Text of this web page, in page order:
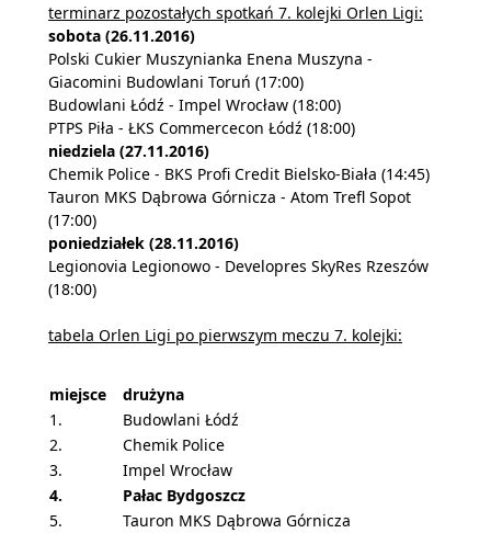
terminarz pozostałych spotkań 7. kolejki Orlen Ligi:
sobota (26.11.2016)
Polski Cukier Muszynianka Enena Muszyna -
Giacomini Budowlani Toruń (17:00)
Budowlani Łódź - Impel Wrocław (18:00)
PTPS Piła - ŁKS Commercecon Łódź (18:00)
niedziela (27.11.2016)
Chemik Police - BKS Profi Credit Bielsko-Biała (14:45)
Tauron MKS Dąbrowa Górnicza - Atom Trefl Sopot
(17:00)
poniedziałek (28.11.2016)
Legionovia Legionowo - Developres SkyRes Rzeszów
(18:00)
tabela Orlen Ligi po pierwszym meczu 7. kolejki:
miejsce
drużyna
1.
Budowlani Łódź
2.
Chemik Police
3.
Impel Wrocław
4.
Pałac Bydgoszcz
5.
Tauron MKS Dąbrowa Górnicza